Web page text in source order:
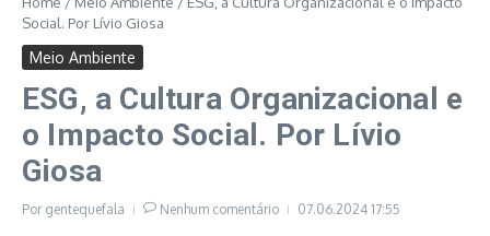
Social. Por Lívio Giosa
Meio Ambiente
ESG, a Cultura Organizacional e
o Impacto Social. Por Lívio
Giosa
Por gentequefala Nenhum comentário 07.06.2024 17:55